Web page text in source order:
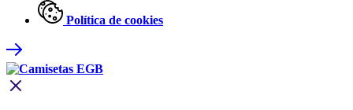
Política de cookies